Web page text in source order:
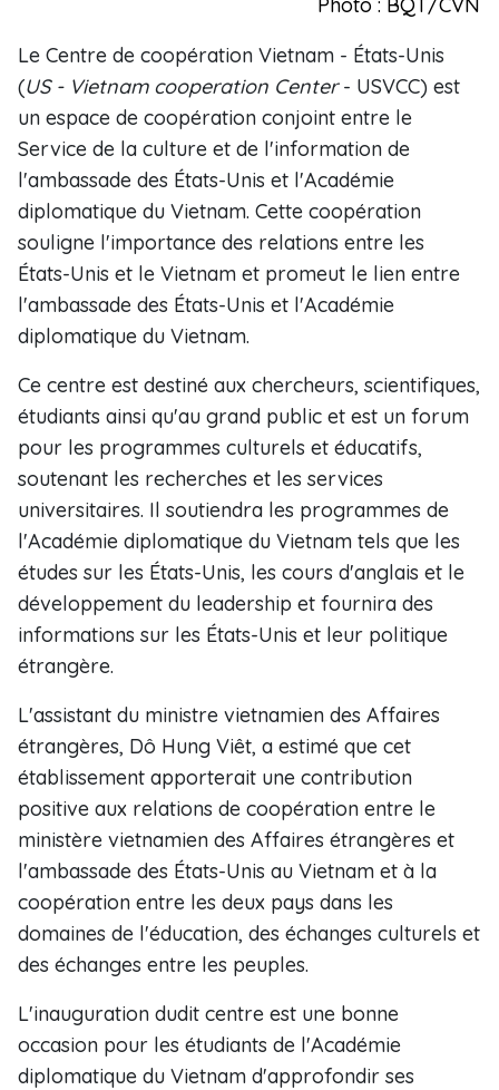
Le Centre de coopération Vietnam - États-Unis
(US - Vietnam cooperation Center- USVCC) est
un espace de coopération conjoint entre le
Service de la culture et de l'information de
l'ambassade des États-Unis et l'Académie
diplomatique du Vietnam. Cette coopération
souligne l'importance des relations entre les
États-Unis et le Vietnam et promeut le lien entre
l'ambassade des États-Unis et l'Académie
diplomatique du Vietnam.
Ce centre est destiné aux chercheurs, scientifiques,
étudiants ainsi qu'au grand public et est un forum
pour les programmes culturels et éducatifs,
soutenant les recherches et les services
universitaires. Il soutiendra les programmes de
l'Académie diplomatique du Vietnam tels que les
études sur les États-Unis, les cours d'anglais et le
développement du leadership et fournira des
informations sur les États-Unis et leur politique
étrangère.
L'assistant du ministre vietnamien des Affaires
étrangères, Dô Hung Viêt, a estimé que cet
établissement apporterait une contribution
positive aux relations de coopération entre le
ministère vietnamien des Affaires étrangères et
l'ambassade des États-Unis au Vietnam et à la
coopération entre les deux pays dans les
domaines de l'éducation, des échanges culturels et
des échanges entre les peuples.
L'inauguration dudit centre est une bonne
occasion pour les étudiants de l'Académie
diplomatique du Vietnam d'approfondir ses